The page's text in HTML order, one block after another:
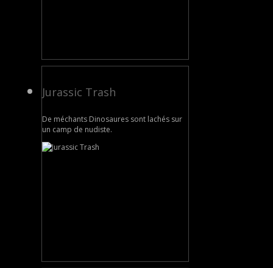
Jurassic Trash
De méchants Dinosaures sont lachés sur
un camp de nudiste.